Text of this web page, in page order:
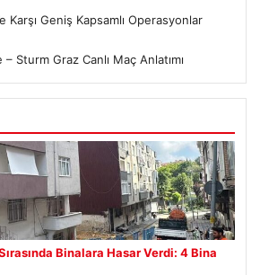
Karşı Geniş Kapsamlı Operasyonlar
Sturm Graz Canlı Maç Anlatımı
Binalara Hasar Verdi: 4 Bina